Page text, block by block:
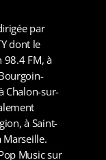
par
dont le
98.4 FM, à
Chalon-sur-
à Saint-
Marseille.
Music sur